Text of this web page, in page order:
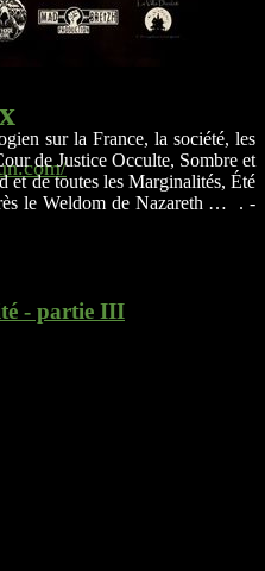
sur la France, la société, les
de Justice Occulte, Sombre et
et de toutes les Marginalités, Été
le Weldom de Nazareth … . -
- partie III